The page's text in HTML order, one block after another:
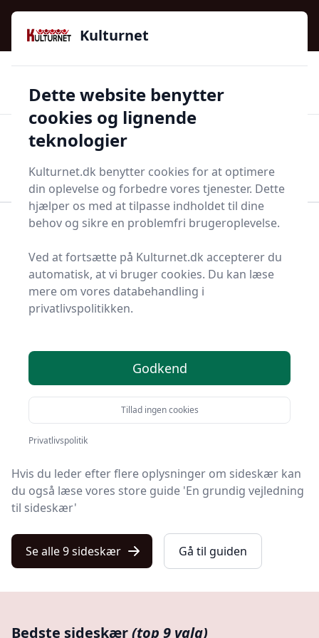
Kulturnet - Alt Det Gode I Livet | Din Kulturguide Siden
2016
97 kategorier 👍Kun godkendte butikker
Start søgning
Bolig og indretning
Terrasse og have
Bedste sideskær - top 9
valg
Du er landet på Kulturnet, hvor du finder de bedste
sideskær. Vi har udvalgt 9 produkter til dig!
På vores liste finder du både de de bedste tilbud på
sideskær i 2025, produkter med gratis levering og
sideskær i førsteklasses kvalitet.
Hvis du leder efter flere oplysninger om sideskær kan
du også læse vores store guide 'En grundig vejledning
til sideskær'
Se alle 9 sideskær Gå til guiden
Bedste sideskær(top 9 valg)
Kulturnet
Dette website benytter
cookies og lignende
teknologier
Kulturnet.dk benytter cookies for at optimere
din oplevelse og forbedre vores tjenester. Dette
hjælper os med at tilpasse indholdet til dine
behov og sikre en problemfri brugeroplevelse.
Ved at fortsætte på Kulturnet.dk accepterer du
automatisk, at vi bruger cookies. Du kan læse
mere om vores databehandling i
privatlivspolitikken.
Godkend
Tillad ingen cookies
Privatlivspolitik